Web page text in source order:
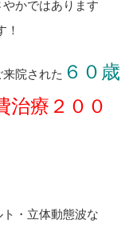
かではあります
！
院された ６０歳
治療２００
・立体動態波な